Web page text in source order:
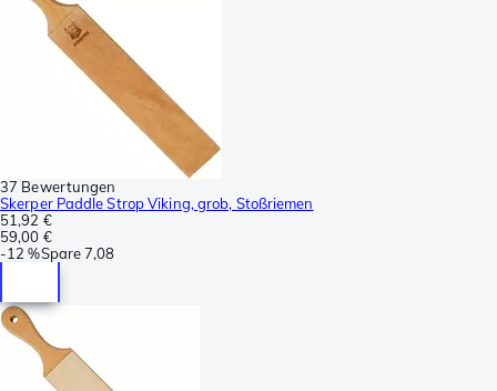
37 Bewertungen
Skerper Paddle Strop Viking, grob, Stoßriemen
51,92 €
59,00 €
-12 %Spare7,08